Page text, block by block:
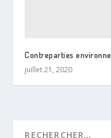
Contreparties
juillet 21, 2020